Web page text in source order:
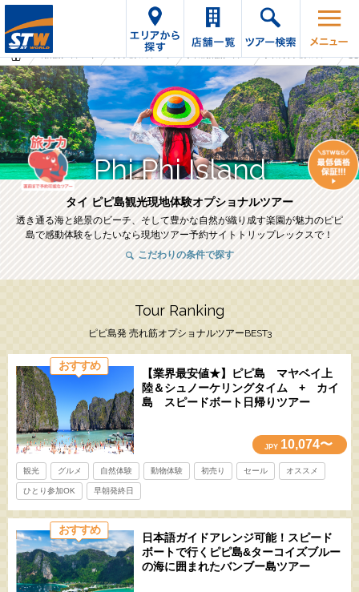
Phi Phi Island
タイ ピピ島観光現地体験オプショナルツアー
透き通る海と絶景のビーチ、そして豊かな自然が織り成す楽園が魅力のピピ
島で感動体験をしたいなら現地ツアー予約サイトトリップレックスで！
こだわりの条件で探す
Tour Ranking
ピピ島発 売れ筋オプショナルツアーBEST3
おすすめ
【業界最安値★】ピピ島 マヤベイ上
陸＆シュノーケリングタイム + カイ
島 スピードボート日帰りツアー
JPY 10,074〜
観光 グルメ 自然体験 動物体験 初売り セール オススメ
ひとり参加OK 早朝発終日
おすすめ
日本語ガイドアレンジ可能！スピード
ボートで行くピピ島&ターコイズブルー
の海に囲まれたバンブー島ツアー